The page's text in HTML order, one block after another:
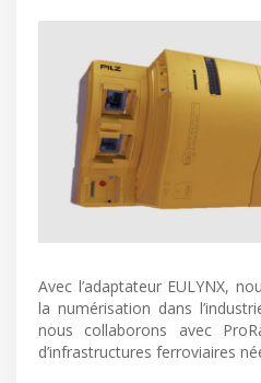
Avec l’adaptateur EULYNX,
la numérisation dans
nous collaborons avec
d’infrastructures ferroviaires